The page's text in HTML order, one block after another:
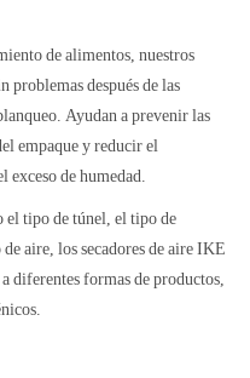
de alimentos, nuestros
problemas después de las
Ayudan a prevenir las
empaque y reducir el
exceso de humedad.
el tipo de túnel, el tipo de
aire, los secadores de aire IKE
diferentes formas de productos,